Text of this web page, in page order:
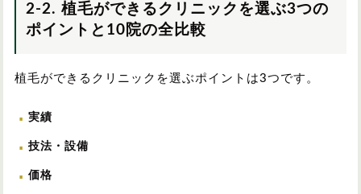
2-2. 植毛ができるクリニックを選ぶ3つの
ポイントと10院の全比較
植毛ができるクリニックを選ぶポイントは3つです。
実績
技法・設備
価格